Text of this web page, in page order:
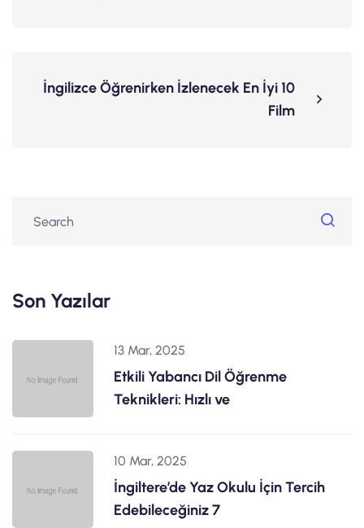
İngilizce Öğrenirken İzlenecek En İyi 10
Film
Son Yazılar
13 Mar, 2025
Etkili Yabancı Dil Öğrenme
Teknikleri: Hızlı ve
10 Mar, 2025
İngiltere’de Yaz Okulu İçin Tercih
Edebileceğiniz 7